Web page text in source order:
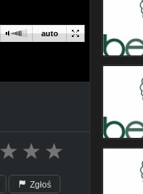
auto
Zgłoś